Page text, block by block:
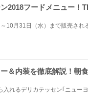
2018フードメニュー！
＆内装を徹底解説！朝